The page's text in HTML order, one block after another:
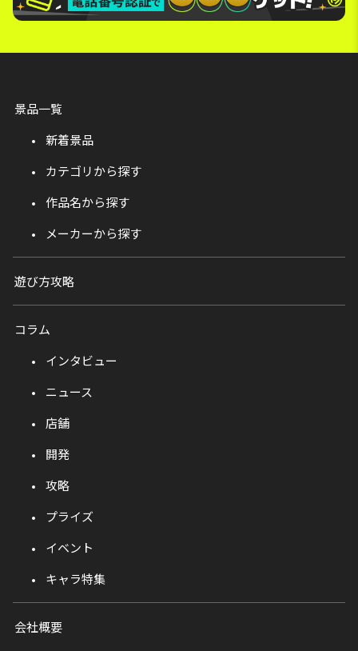
景品一覧
新着景品
カテゴリから探す
作品名から探す
メーカーから探す
遊び方攻略
コラム
インタビュー
ニュース
店舗
開発
攻略
プライズ
イベント
キャラ特集
会社概要